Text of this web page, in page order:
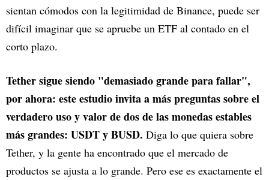
sientan cómodos con la legitimidad de Binance, puede ser
difícil imaginar que se apruebe un ETF al contado en el
corto plazo.
Tether sigue siendo "demasiado grande para fallar",
por ahora: este estudio invita a más preguntas sobre el
verdadero uso y valor de dos de las monedas estables
más grandes: USDT y BUSD. Diga lo que quiera sobre
Tether, y la gente ha encontrado que el mercado de
productos se ajusta a lo grande. Pero ese es exactamente el